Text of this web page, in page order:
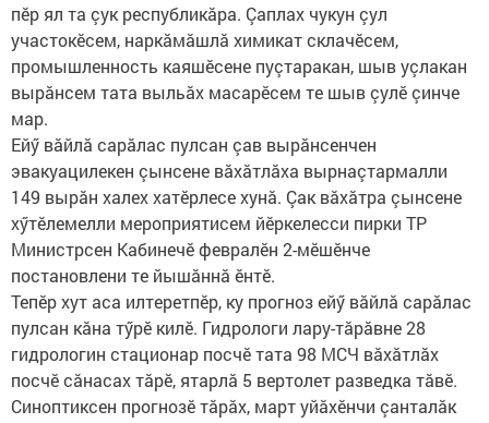
пӗр ял та çук респуб­ликăра. Çаплах чукун çул
участокӗсем, наркăмăшлă химикат склачӗсем,
промышленность каяшӗсене пуçтаракан, шыв уçлакан
вырăнсем тата выльăх масарӗсем те шыв çулӗ çинче
мар.
Ейӳ вăйлă сарăлас пулсан çав вырăнсенчен
эвакуацилекен çынсене вăхăтлăха вырнаçтармалли
149 вырăн халех хатӗрлесе хунă. Çак вăхăтра çынсене
хӳтӗлемелли мероприятисем йӗркелесси пирки ТР
Министрсен Кабинечӗ февралӗн 2-мӗшӗнче
постановлени те йышăннă ӗнтӗ.
Тепӗр хут аса илтеретпӗр, ку прогноз ейӳ вăйлă сарăлас
пулсан кăна тӳрӗ килӗ. Гидрологи лару-тăрăвне 28
гидрологин стационар посчӗ тата 98 МСЧ вăхăтлăх
посчӗ сăнасах тăрӗ, ятарлă 5 вертолет разведка тăвӗ.
Синоптиксен прогнозӗ тăрăх, март уйăхӗнчи çанталăк